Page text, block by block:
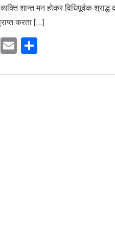
शान्त मन होकर विधिपूर्वक
करता […]
EmailShare